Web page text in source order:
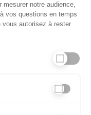
notre audience,
vos questions en temps
vous autorisez à rester